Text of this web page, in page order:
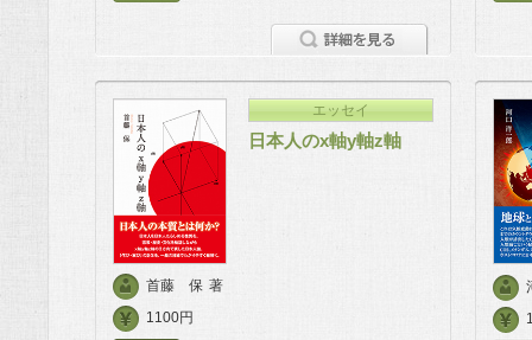
エッセイ
日本人のx軸y軸z軸
首藤 保 著
1100円